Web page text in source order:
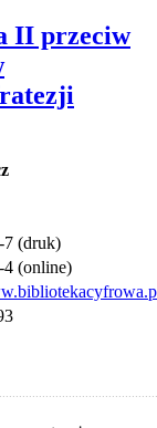
II przeciw
7 (druk)
(online)